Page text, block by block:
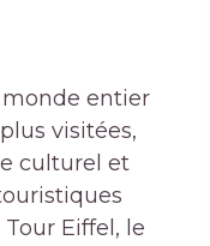
entier
visitées,
culturel et
Eiffel, le